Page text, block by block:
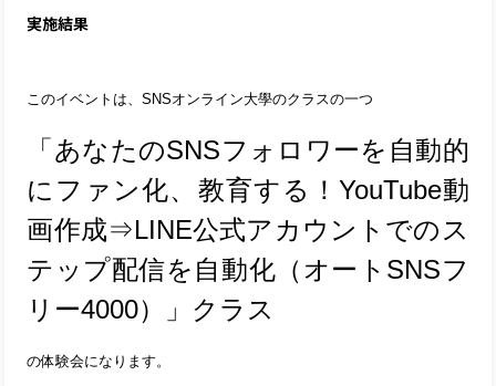
実施結果
このイベントは、SNSオンライン大學のクラスの一つ
「あなたのSNSフォロワーを自動的
にファン化、教育する！ YouTube動
画作成⇒LINE公式アカウントでのス
テップ配信を自動化（オートSNSフ
リー4000）」クラス
の体験会になります。